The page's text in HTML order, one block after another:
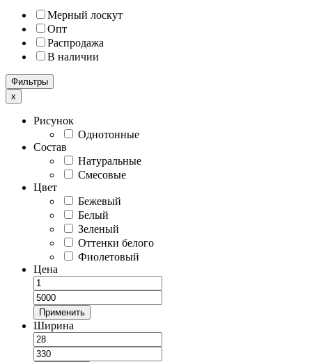
Мерный лоскут
Опт
Распродажа
В наличии
Фильтры
x
Рисунок
Однотонные
Состав
Натуральные
Смесовые
Цвет
Бежевый
Белый
Зеленый
Оттенки белого
Фиолетовый
Цена
Применить
Ширина